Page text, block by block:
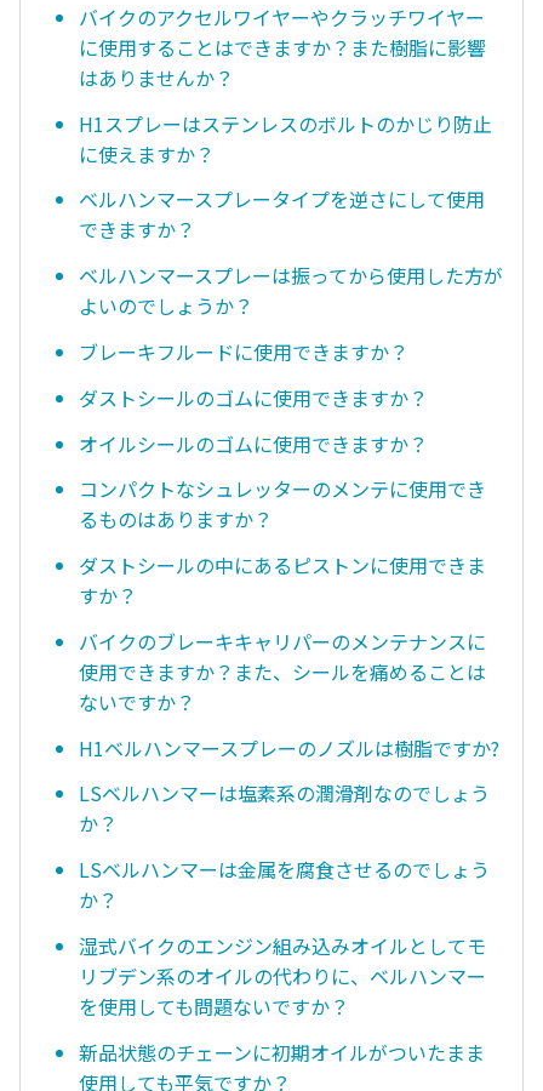
バイクのアクセルワイヤーやクラッチワイヤー
に使用することはできますか？また樹脂に影響
はありませんか？
H1スプレーはステンレスのボルトのかじり防止
に使えますか？
ベルハンマースプレータイプを逆さにして使用
できますか？
ベルハンマースプレーは振ってから使用した方が
よいのでしょうか？
ブレーキフルードに使用できますか？
ダストシールのゴムに使用できますか？
オイルシールのゴムに使用できますか？
コンパクトなシュレッターのメンテに使用でき
るものはありますか？
ダストシールの中にあるピストンに使用できま
すか？
バイクのブレーキキャリパーのメンテナンスに
使用できますか？また、シールを痛めることは
ないですか？
H1ベルハンマースプレーのノズルは樹脂ですか?
LSベルハンマーは塩素系の潤滑剤なのでしょう
か？
LSベルハンマーは金属を腐食させるのでしょう
か？
湿式バイクのエンジン組み込みオイルとしてモ
リブデン系のオイルの代わりに、ベルハンマー
を使用しても問題ないですか？
新品状態のチェーンに初期オイルがついたまま
使用しても平気ですか？